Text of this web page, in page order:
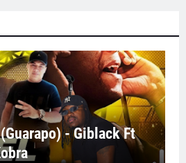
- Giblack Ft